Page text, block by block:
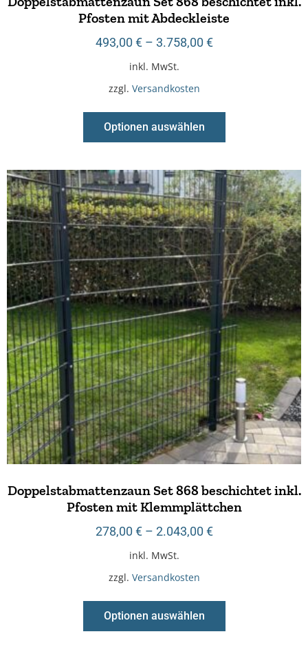
Pfosten mit Abdeckleiste
493,00 €– 3.758,00 €
inkl. MwSt.
zzgl. Versandkosten
Optionen auswählen
Doppelstabmattenzaun Set 868 beschichtet inkl.
Pfosten mit Klemmplättchen
278,00 €– 2.043,00 €
inkl. MwSt.
zzgl. Versandkosten
Optionen auswählen